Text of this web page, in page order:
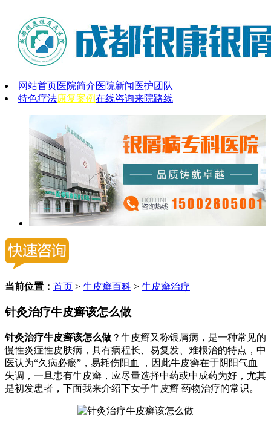
网站首页医院简介医院新闻 医护团队
特色疗法康复案例在线咨询来院路线
当前位置： 首页 > 牛皮癣百科 > 牛皮癣治疗
针灸治疗牛皮癣该怎么做
针灸治疗牛皮癣该怎么做 ？牛皮癣又称银屑病，是一种常见的
慢性炎症性皮肤病，具有病程长、易复发、难根治的特点，中
医认为“久病必瘀”，易耗伤阳血 ，因此牛皮癣在于阴阳气血
失调，一旦患有牛皮癣，应尽量选择中药或中成药为好，尤其
是初发患者，下面我来介绍下女子牛皮癣 药物治疗的常识。